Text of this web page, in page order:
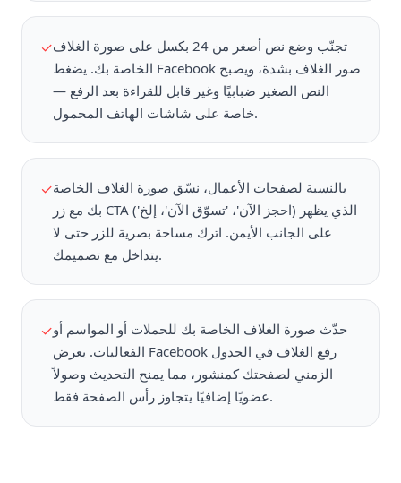
✓تجنّب وضع نص أصغر من 24 بكسل على صورة الغلاف
الخاصة بك. يضغط Facebook صور الغلاف بشدة، ويصبح
النص الصغير ضبابيًا وغير قابل للقراءة بعد الرفع —
خاصة على شاشات الهاتف المحمول.
✓بالنسبة لصفحات الأعمال، نسّق صورة الغلاف الخاصة
بك مع زر CTA ('احجز الآن'، 'تسوّق الآن'، إلخ) الذي يظهر
على الجانب الأيمن. اترك مساحة بصرية للزر حتى لا
يتداخل مع تصميمك.
✓حدّث صورة الغلاف الخاصة بك للحملات أو المواسم أو
الفعاليات. يعرض Facebook رفع الغلاف في الجدول
الزمني لصفحتك كمنشور، مما يمنح التحديث وصولاً
عضويًا إضافيًا يتجاوز رأس الصفحة فقط.